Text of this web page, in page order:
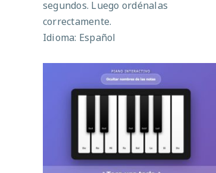
segundos. Luego ordénalas
correctamente.
Idioma: Español
Piano interactivo